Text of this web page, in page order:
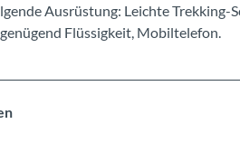
Ausrüstung: Leichte Trekking-
Flüssigkeit, Mobiltelefon.